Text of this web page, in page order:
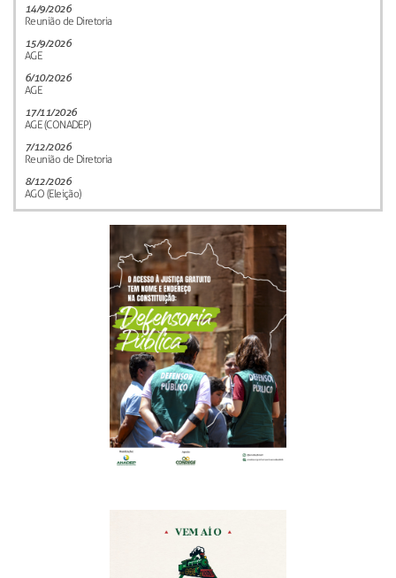
14/9/2026
Reunião de Diretoria
15/9/2026
AGE
6/10/2026
AGE
17/11/2026
AGE (CONADEP)
7/12/2026
Reunião de Diretoria
8/12/2026
AGO (Eleição)